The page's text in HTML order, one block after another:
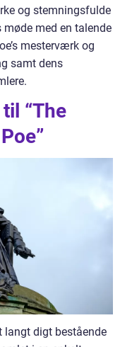
og stemningsfulde
med en talende
mesterværk og
samt dens
“The
langt digt bestående